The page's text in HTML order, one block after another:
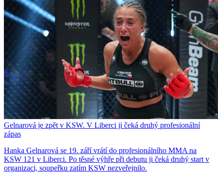
Gelnarová je zpět v KSW. V Liberci ji čeká druhý profesionální
zápas
Hanka Gelnarová se 19. září vrátí do profesionálního MMA na
KSW 121 v Liberci. Po těsné výhře při debutu ji čeká druhý start v
organizaci, soupeřku zatím KSW nezveřejnilo.